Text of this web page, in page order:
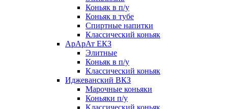
Коньяк в п/у
Коньяк в тубе
Спиртные напитки
Классический коньяк
АрАрАт ЕКЗ
Элитные
Коньяк в п/у
Классический коньяк
Иджеванский ВКЗ
Марочные коньяки
Коньяки п/у
Классический коньяк